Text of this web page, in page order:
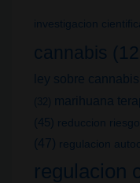
investigacion cientifica
cannabis
ley sobre cannabis
(32)
marihuana
(45) reduccion
(47) regulacion
regulacion